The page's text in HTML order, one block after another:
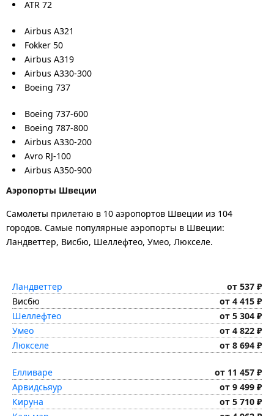
ATR 72
Airbus A321
Fokker 50
Airbus A319
Airbus A330-300
Boeing 737
Boeing 737-600
Boeing 787-800
Airbus A330-200
Avro RJ-100
Airbus A350-900
Аэропорты Швеции
Самолеты прилетаю в 10 аэропортов Швеции из 104
городов. Самые популярные аэропорты в Швеции:
Ландветтер, Висбю, Шеллефтео, Умео, Люкселе.
Ландветтер
от 537 ₽
Висбю
от 4 415 ₽
Шеллефтео
от 5 304 ₽
Умео
от 4 822 ₽
Люкселе
от 8 694 ₽
Елливаре
от 11 457 ₽
Арвидсьяур
от 9 499 ₽
Кируна
от 5 710 ₽